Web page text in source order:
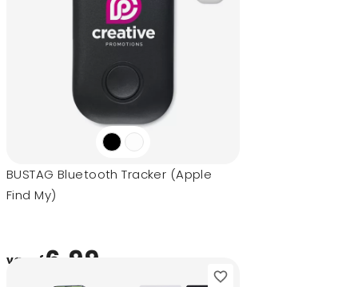
BUSTAG Bluetooth Tracker (Apple
Find My)
vanaf 6,99